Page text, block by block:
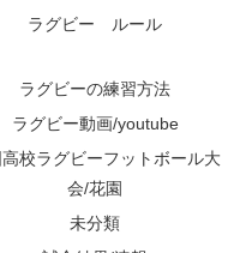
ラグビー ルール
ラグビーの練習方法
ラグビー動画/youtube
校ラグビーフットボール大
会/花園
未分類